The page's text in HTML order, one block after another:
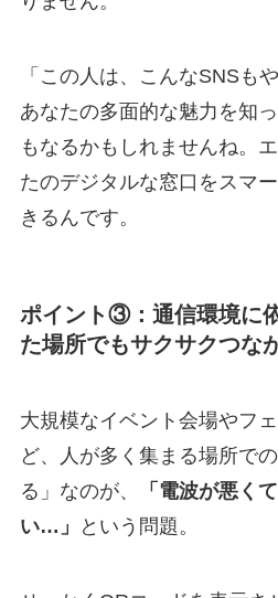
「この人は、こんなSNSも
あなたの多面的な魅力を知
もなるかもしれませんね。
たのデジタルな窓口をスマ
きるんです。
ポイント③：通信環境に
た場所でもサクサクつな
大規模なイベント会場やフ
ど、人が多く集まる場所で
る」なのが、
「電波が悪く
い…」
という問題。